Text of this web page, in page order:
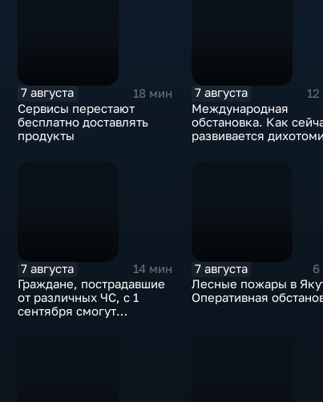
7 августа
18 мин
Сервисы перестают
бесплатно доставлять
продукты
7 августа
Международная
обстановка. Как
развивается
7 августа
14 мин
Граждане, пострадавшие
от различных ЧС, с 1
сентября смогут
7 августа
6
Лесные пожары в
Оперативная